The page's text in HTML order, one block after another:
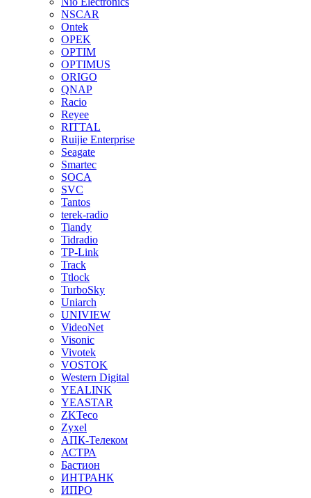
NSCAR
Ontek
OPEK
OPTIM
OPTIMUS
ORIGO
QNAP
Racio
Reyee
RITTAL
Ruijie Enterprise
Seagate
Smartec
SOCA
SVC
Tantos
terek-radio
Tiandy
Tidradio
TP-Link
Track
Ttlock
TurboSky
Uniarch
UNIVIEW
VideoNet
Visonic
Vivotek
VOSTOK
Western Digital
YEALINK
YEASTAR
ZKTeco
Zyxel
АПК-Телеком
АСТРА
Бастион
ИНТРАНК
ИПРО